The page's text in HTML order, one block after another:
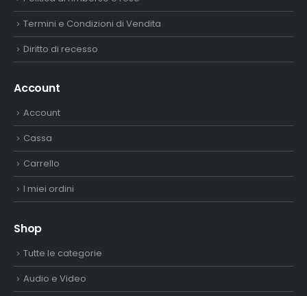
Termini e Condizioni di Vendita
Diritto di recesso
Account
Account
Cassa
Carrello
I miei ordini
Shop
Tutte le categorie
Audio e Video